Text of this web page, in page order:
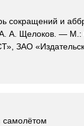
сокращений и
А. А. Щелоков. —
ЗАО
самолётом